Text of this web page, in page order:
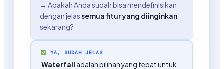
→ Apakah Anda sudah bisa mendefinisikan
dengan jelassemua fitur yang diinginkan
sekarang?
YA, SUDAH JELAS
Waterfall adalah pilihan yang tepat untuk